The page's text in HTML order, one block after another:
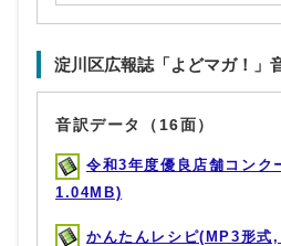
淀川区広報誌「よどマガ！」
音訳データ（16面）
令和3年度優良店舗コンク
1.04MB)
かんたんレシピ(MP3形